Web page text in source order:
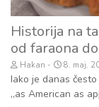
Historija na
od faraona
Hakan 8. maj.
Iako je danas
„as American as